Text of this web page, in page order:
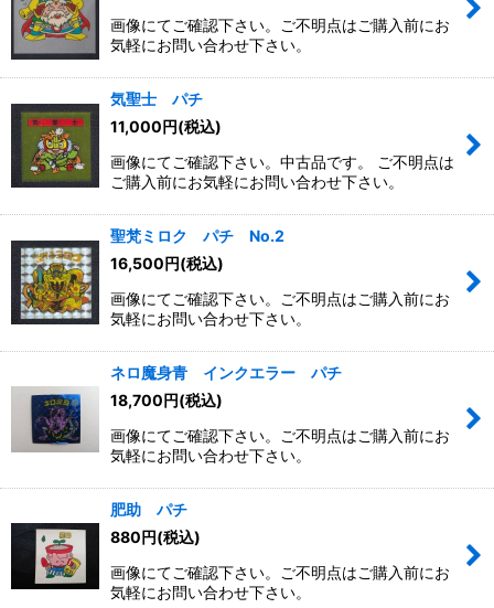
画像にてご確認下さい。ご不明点はご購入前にお
気軽にお問い合わせ下さい。
気聖士 パチ
11,000円(税込)
画像にてご確認下さい。中古品です。 ご不明点は
ご購入前にお気軽にお問い合わせ下さい。
聖梵ミロク パチ No.2
16,500円(税込)
画像にてご確認下さい。ご不明点はご購入前にお
気軽にお問い合わせ下さい。
ネロ魔身青 インクエラー パチ
18,700円(税込)
画像にてご確認下さい。ご不明点はご購入前にお
気軽にお問い合わせ下さい。
肥助 パチ
880円(税込)
画像にてご確認下さい。ご不明点はご購入前にお
気軽にお問い合わせ下さい。